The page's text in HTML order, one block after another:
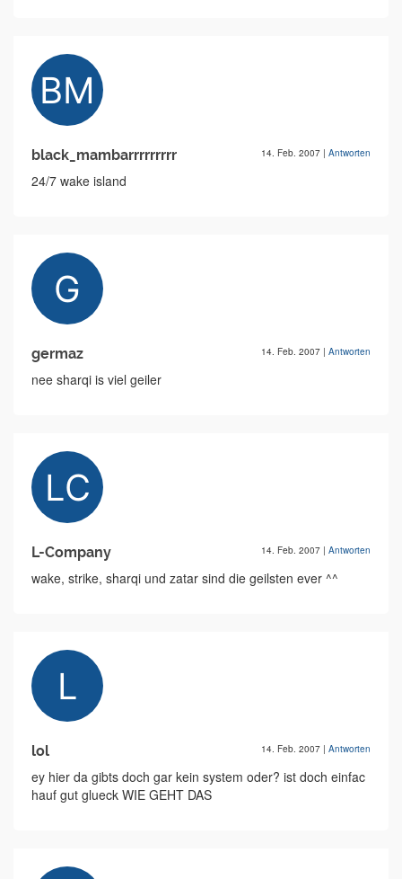
black_mambarrrrrrrrr 14. Feb. 2007 | Antworten
24/7 wake island
germaz 14. Feb. 2007 | Antworten
nee sharqi is viel geiler
L-Company 14. Feb. 2007 | Antworten
wake, strike, sharqi und zatar sind die geilsten ever ^^
lol 14. Feb. 2007 | Antworten
ey hier da gibts doch gar kein system oder? ist doch einfac
hauf gut glueck WIE GEHT DAS